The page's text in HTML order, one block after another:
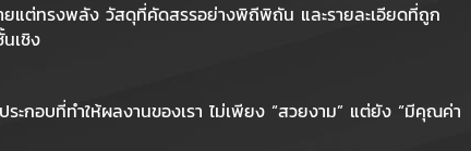
ยแต่ทรงพลัง วัสดุที่คัดสรรอย่างพิถีพิถัน และรายละเอียดที่ถูก
เชิง
ะกอบที่ทำให้ผลงานของเรา ไม่เพียง “สวยงาม” แต่ยัง “มีคุณค่า